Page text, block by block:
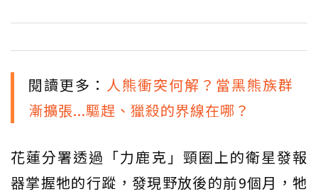
閱讀更多： 人熊衝突何解？當黑熊族群
漸擴張...驅趕、獵殺的界線在哪？
花蓮分署透過「力鹿克」頸圈上的衛星發報
器掌握牠的行蹤，發現野放後的前9個月，牠